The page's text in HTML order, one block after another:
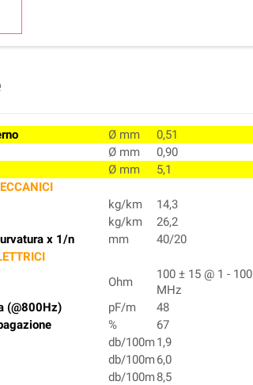
Ø mm
0,51
Ø mm
0,90
Ø mm
5,1
kg/km
14,3
kg/km
26,2
x 1/n
mm
40/20
Ohm
100 ± 15 @ 1 - 100
MHz
(@800Hz)
pF/m
48
%
67
db/100m 1,9
db/100m 6,0
db/100m 8,5